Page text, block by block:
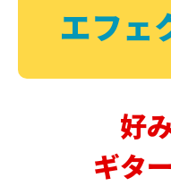
エフェ
好
ギタ